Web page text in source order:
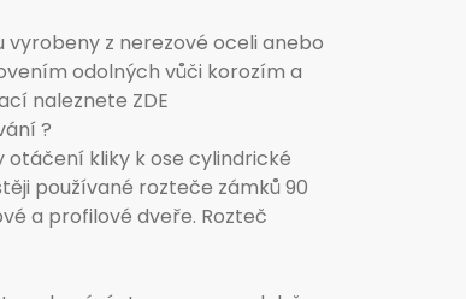
vyrobeny z nerezové oceli anebo
odolných vůči korozím a
naleznete ZDE
?
otáčení kliky k ose cylindrické
používané rozteče zámků 90
a profilové dveře. Rozteč